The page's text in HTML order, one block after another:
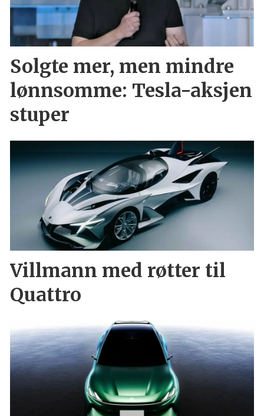
Solgte mer, men mindre
lønnsomme: Tesla-aksjen
stuper
Villmann med røtter til
Quattro